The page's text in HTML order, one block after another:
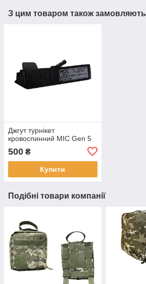
З цим товаром також замовляють
Джгут турнікет
кровоспинний MIC Gen 5
500 ₴
Купити
Подібні товари компанії